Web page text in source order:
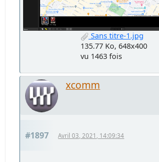
Sans titre-1.jpg
135.77 Ko, 648x400
vu 1463 fois
xcomm
#1897 Avril 03, 2021, 14:09:34